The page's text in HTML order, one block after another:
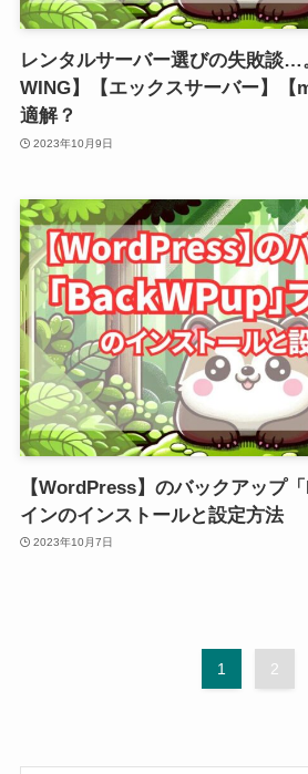
レンタルサーバー選びの失敗談…
WING】【エックスサーバー】【
適解？
2023年10月9日
【WordPress】のバックアップ
インのインストールと設定方法
2023年10月7日
1 2